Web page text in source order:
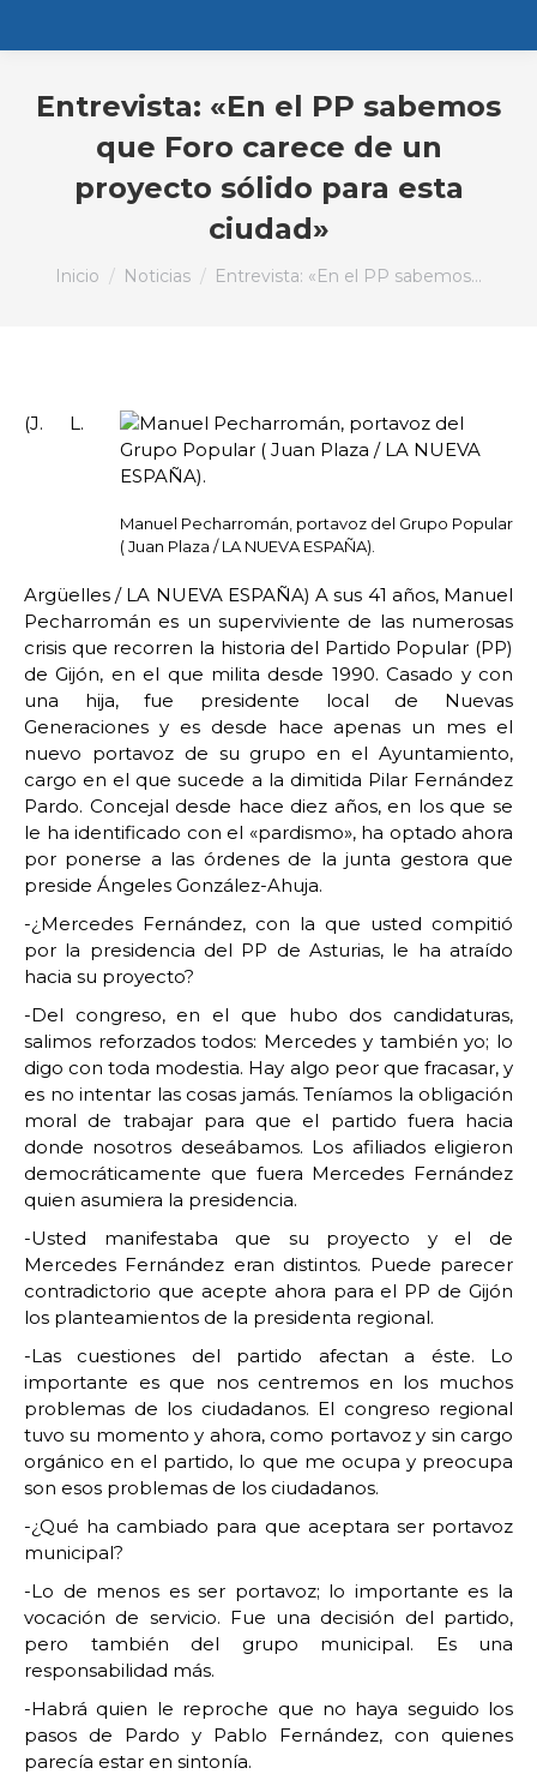
Entrevista: «En el PP sabemos
que Foro carece de un
proyecto sólido para esta
ciudad»
Estás aquí:
Inicio Noticias Entrevista: «En el PP sabemos…
Manuel Pecharromán, portavoz del Grupo Popular
( Juan Plaza / LA NUEVA ESPAÑA).
(J. L.
Argüelles / LA NUEVA ESPAÑA) A sus 41 años, Manuel
Pecharromán es un superviviente de las numerosas
crisis que recorren la historia del Partido Popular (PP)
de Gijón, en el que milita desde 1990. Casado y con
una hija, fue presidente local de Nuevas
Generaciones y es desde hace apenas un mes el
nuevo portavoz de su grupo en el Ayuntamiento,
cargo en el que sucede a la dimitida Pilar Fernández
Pardo. Concejal desde hace diez años, en los que se
le ha identificado con el «pardismo», ha optado ahora
por ponerse a las órdenes de la junta gestora que
preside Ángeles González-Ahuja.
-¿Mercedes Fernández, con la que usted compitió
por la presidencia del PP de Asturias, le ha atraído
hacia su proyecto?
-Del congreso, en el que hubo dos candidaturas,
salimos reforzados todos: Mercedes y también yo; lo
digo con toda modestia. Hay algo peor que fracasar, y
es no intentar las cosas jamás. Teníamos la obligación
moral de trabajar para que el partido fuera hacia
donde nosotros deseábamos. Los afiliados eligieron
democráticamente que fuera Mercedes Fernández
quien asumiera la presidencia.
-Usted manifestaba que su proyecto y el de
Mercedes Fernández eran distintos. Puede parecer
contradictorio que acepte ahora para el PP de Gijón
los planteamientos de la presidenta regional.
-Las cuestiones del partido afectan a éste. Lo
importante es que nos centremos en los muchos
problemas de los ciudadanos. El congreso regional
tuvo su momento y ahora, como portavoz y sin cargo
orgánico en el partido, lo que me ocupa y preocupa
son esos problemas de los ciudadanos.
-¿Qué ha cambiado para que aceptara ser portavoz
municipal?
-Lo de menos es ser portavoz; lo importante es la
vocación de servicio. Fue una decisión del partido,
pero también del grupo municipal. Es una
responsabilidad más.
-Habrá quien le reproche que no haya seguido los
pasos de Pardo y Pablo Fernández, con quienes
parecía estar en sintonía.